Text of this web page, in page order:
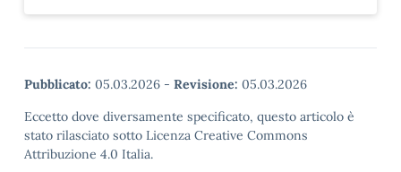
Pubblicato: 05.03.2026 - Revisione: 05.03.2026
Eccetto dove diversamente specificato, questo articolo è
stato rilasciato sotto Licenza Creative Commons
Attribuzione 4.0 Italia.